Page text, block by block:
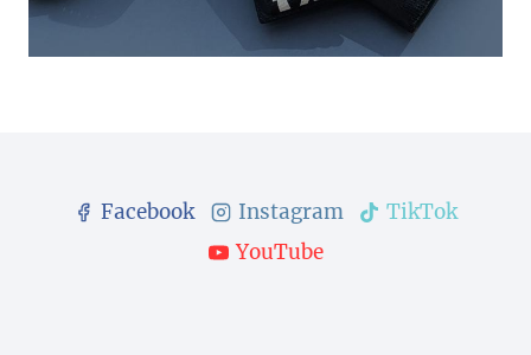
Facebook Instagram
TikTok
YouTube